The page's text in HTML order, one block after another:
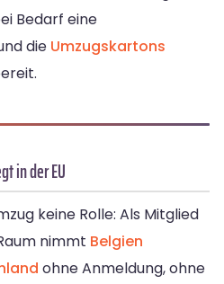
Bedarf eine
die Umzugskartons
in der EU
keine Rolle: Als Mitglied
nimmt Belgien
ohne Anmeldung, ohne